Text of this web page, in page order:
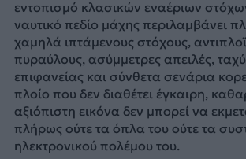
εντοπισμό κλασικών εναέριων
ναυτικό πεδίο μάχης περιλαμβάνει
χαμηλά ιπτάμενους στόχους,
πυραύλους, ασύμμετρες απειλές,
επιφανείας και σύνθετα σενάρια
πλοίο που δεν διαθέτει έγκαιρη,
αξιόπιστη εικόνα δεν μπορεί να
πλήρως ούτε τα όπλα του ούτε τα
ηλεκτρονικού πολέμου του.